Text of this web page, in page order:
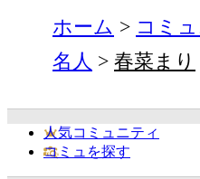
ホーム コミ
名人
春菜まり
人気コミュニティ
コミュを探す